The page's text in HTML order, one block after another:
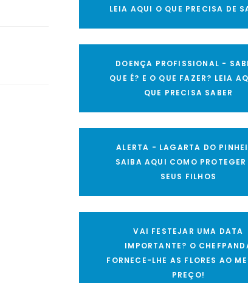
LEIA AQUI O QUE PRECISA DE
DOENÇA PROFISSIONAL -
QUE É? E O QUE FAZER? LEIA
QUE PRECISA SABER
ALERTA - LAGARTA DO
SAIBA AQUI COMO PROTEGER
SEUS FILHOS
VAI FESTEJAR UMA DATA
IMPORTANTE? O
FORNECE-LHE AS FLORES AO
PREÇO!